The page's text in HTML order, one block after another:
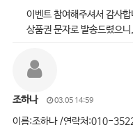
이벤트 참여해주셔서 감사
상품권 문자로 발송드렸으
조하나 03.05 14:59
이름:조하나 /연락처:010-